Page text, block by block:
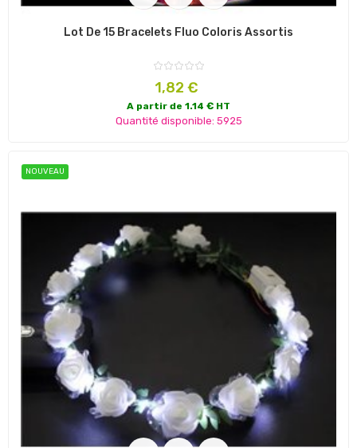
Lot De 15 Bracelets Fluo Coloris Assortis
Prix
1,82 €
A partir de 1.14 € HT
Quantité disponible: 5925
NOUVEAU